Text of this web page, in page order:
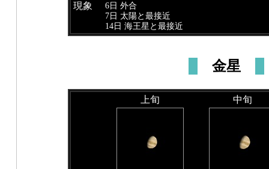
現象
6日 外合
7日 太陽と最接近
14日 海王星と最接近
金星
上旬 中旬